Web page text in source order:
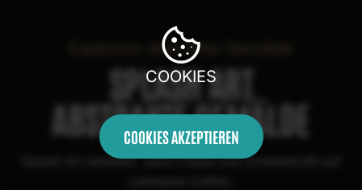
Explosive abstrakte Gemälde
SPLASH ART
ABSTRAKTE GEMÄLDE
Splash Art entsteht, wenn Farbe und Schwerkraft auf
COOKIES
COOKIES AKZEPTIEREN